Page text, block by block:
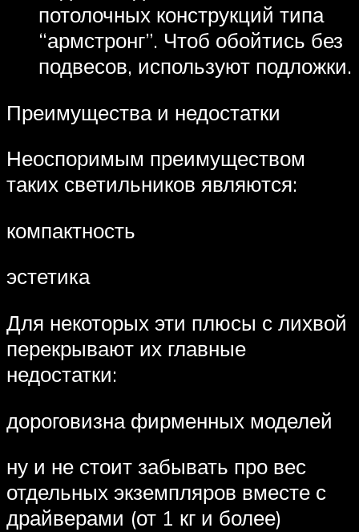
потолочных конструкций типа
“армстронг”. Чтоб обойтись без
подвесов, используют подложки.
Преимущества и недостатки
Неоспоримым преимуществом
таких светильников являются:
компактность
эстетика
Для некоторых эти плюсы с лихвой
перекрывают их главные
недостатки:
дороговизна фирменных моделей
ну и не стоит забывать про вес
отдельных экземпляров вместе с
драйверами (от 1 кг и более)